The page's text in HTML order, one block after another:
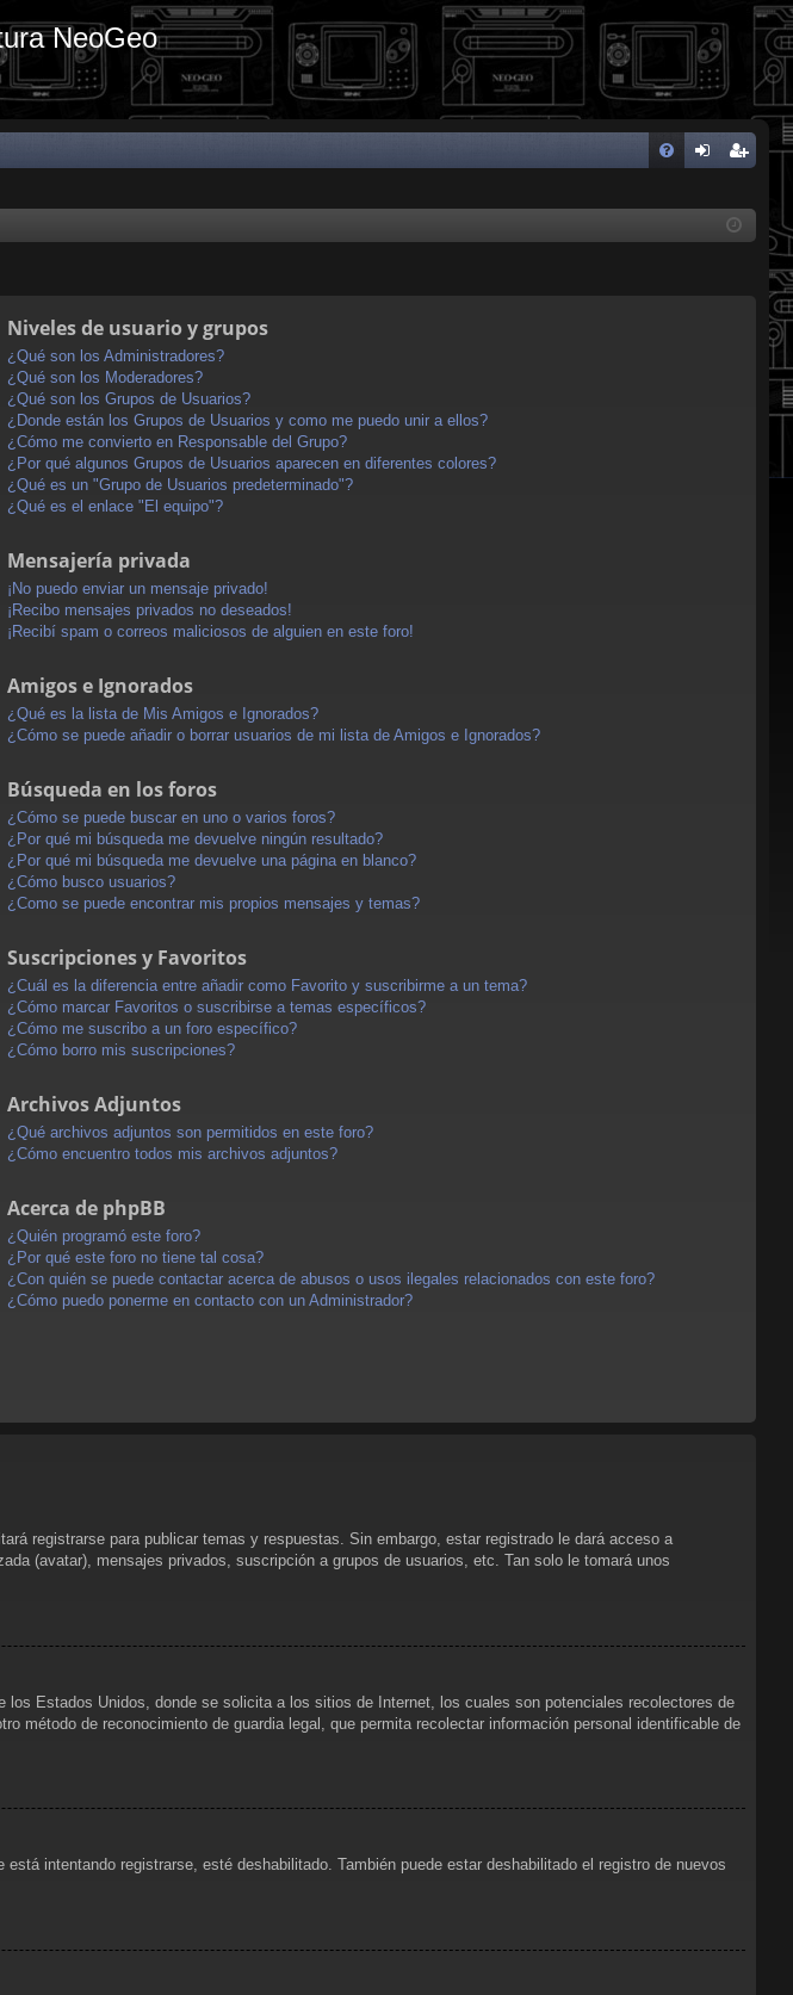
NeoGeo
ist
Niveles de usuario y grupos
¿Qué son los Administradores?
¿Qué son los Moderadores?
¿Qué son los Grupos de Usuarios?
¿Donde están los Grupos de Usuarios y como me puedo unir a ellos?
¿Cómo me convierto en Responsable del Grupo?
¿Por qué algunos Grupos de Usuarios aparecen en diferentes colores?
¿Qué es un "Grupo de Usuarios predeterminado"?
¿Qué es el enlace "El equipo"?
Mensajería privada
¡No puedo enviar un mensaje privado!
¡Recibo mensajes privados no deseados!
¡Recibí spam o correos maliciosos de alguien en este foro!
Amigos e Ignorados
¿Qué es la lista de Mis Amigos e Ignorados?
¿Cómo se puede añadir o borrar usuarios de mi lista de Amigos e Ignorados?
Búsqueda en los foros
¿Cómo se puede buscar en uno o varios foros?
¿Por qué mi búsqueda me devuelve ningún resultado?
¿Por qué mi búsqueda me devuelve una página en blanco?
¿Cómo busco usuarios?
¿Como se puede encontrar mis propios mensajes y temas?
Suscripciones y Favoritos
¿Cuál es la diferencia entre añadir como Favorito y suscribirme a un tema?
¿Cómo marcar Favoritos o suscribirse a temas específicos?
¿Cómo me suscribo a un foro específico?
¿Cómo borro mis suscripciones?
Archivos Adjuntos
¿Qué archivos adjuntos son permitidos en este foro?
¿Cómo encuentro todos mis archivos adjuntos?
Acerca de phpBB
¿Quién programó este foro?
¿Por qué este foro no tiene tal cosa?
¿Con quién se puede contactar acerca de abusos o usos ilegales relacionados con este foro?
¿Cómo puedo ponerme en contacto con un Administrador?
registrarse para publicar temas y respuestas. Sin embargo, estar registrado le dará acceso a
(avatar), mensajes privados, suscripción a grupos de usuarios, etc. Tan solo le tomará unos
Estados Unidos, donde se solicita a los sitios de Internet, los cuales son potenciales recolectores de
método de reconocimiento de guardia legal, que permita recolectar información personal identificable de
intentando registrarse, esté deshabilitado. También puede estar deshabilitado el registro de nuevos